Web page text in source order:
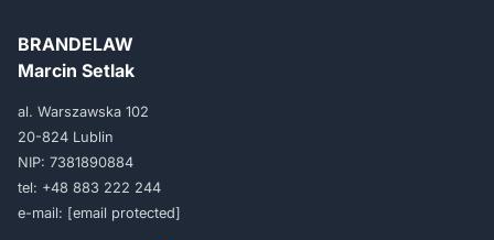
BRANDELAW
Marcin Setlak
al. Warszawska 102
20-824 Lublin
NIP: 7381890884
tel: +48 883 222 244
e-mail: [email protected]